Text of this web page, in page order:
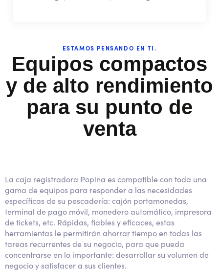
ESTAMOS PENSANDO EN TI.
Equipos compactos
y de alto rendimiento
para su punto de
venta
La caja registradora Popina es compatible con toda una
gama de equipos para responder a las necesidades
específicas de su pescadería: cajón portamonedas,
terminal de pago móvil, monedero automático, impresora
de tickets, etc. Rápidas, fiables y eficaces, estas
herramientas le permitirán ahorrar tiempo en todas las
tareas recurrentes de su negocio, para que pueda
concentrarse en lo importante: desarrollar su volumen de
negocio y satisfacer a sus clientes.